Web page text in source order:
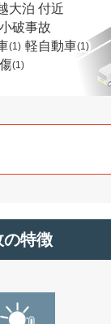
大泊 付近
破事故
(1) 軽自動車(1)
(1)
の特徴